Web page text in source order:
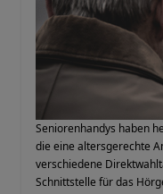
Seniorenhandys haben
die eine altersgerechte
verschiedene
Schnittstelle für das